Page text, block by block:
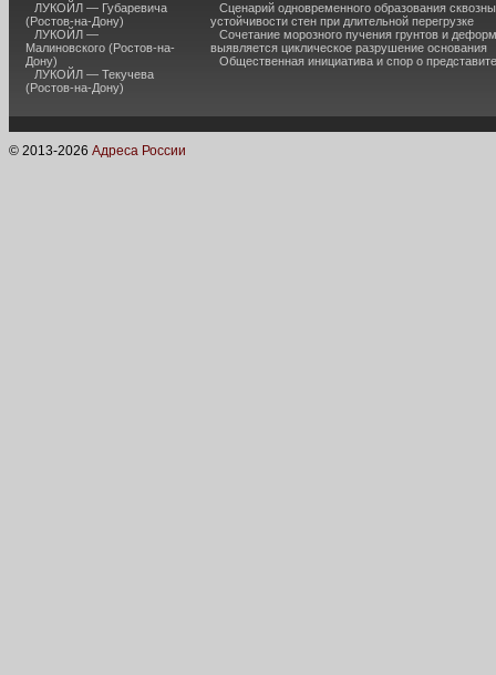
ЛУКОЙЛ — Губаревича
(Ростов-на-Дону)
ЛУКОЙЛ —
Малиновского (Ростов-на-
Дону)
ЛУКОЙЛ — Текучева
(Ростов-на-Дону)
Сценарий одновременного образования
устойчивости стен при длительной перегрузке
Сочетание морозного пучения грунтов и
выявляется циклическое разрушение основания
Общественная инициатива и спор о
© 2013-2026 Адреса России